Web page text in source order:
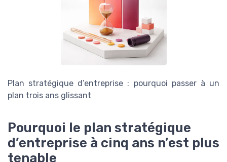
Plan stratégique d’entreprise : pourquoi passer à un
plan trois ans glissant
Pourquoi le plan stratégique
d’entreprise à cinq ans n’est plus
tenable